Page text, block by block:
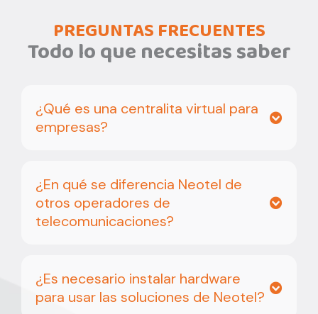
PREGUNTAS FRECUENTES
Todo lo que necesitas saber
¿Qué es una centralita virtual para
empresas?
¿En qué se diferencia Neotel de
otros operadores de
telecomunicaciones?
¿Es necesario instalar hardware
para usar las soluciones de Neotel?